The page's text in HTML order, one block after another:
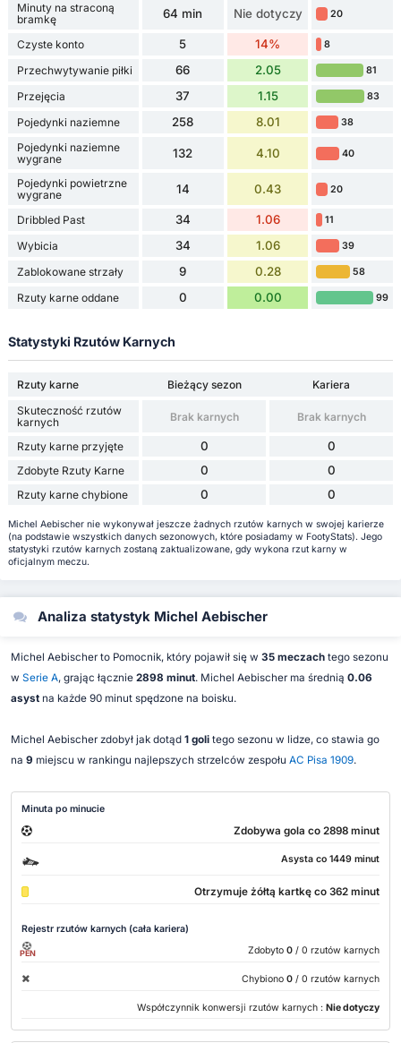
Minuty na straconą
bramkę
64 min Nie dotyczy 20
Czyste konto 5 14% 8
Przechwytywanie piłki 66 2.05 81
Przejęcia 37 1.15 83
Pojedynki naziemne 258 8.01 38
Pojedynki naziemne
wygrane
132 4.10 40
Pojedynki powietrzne
wygrane
14 0.43 20
Dribbled Past 34 1.06 11
Wybicia 34 1.06 39
Zablokowane strzały 9 0.28 58
Rzuty karne oddane 0 0.00 99
Statystyki Rzutów Karnych
Rzuty karne Bieżący sezon
Kariera
Skuteczność rzutów
karnych
Brak karnych Brak karnych
Rzuty karne przyjęte 0 0
Zdobyte Rzuty Karne 0 0
Rzuty karne chybione 0 0
Michel Aebischer nie wykonywał jeszcze żadnych rzutów karnych w swojej karierze
(na podstawie wszystkich danych sezonowych, które posiadamy w FootyStats). Jego
statystyki rzutów karnych zostaną zaktualizowane, gdy wykona rzut karny w
oficjalnym meczu.
Analiza statystyk Michel Aebischer
Michel Aebischer to Pomocnik, który pojawił się w 35 meczachtego sezonu
w Serie A, grając łącznie 2898 minut. Michel Aebischer ma średnią 0.06
asystna każde 90 minut spędzone na boisku.
Michel Aebischer zdobył jak dotąd 1 golitego sezonu w lidze, co stawia go
na 9 miejscu w rankingu najlepszych strzelców zespołu AC Pisa 1909.
Minuta po minucie
Zdobywa gola co 2898 minut
Asysta co 1449 minut
Otrzymuje żółtą kartkę co 362 minut
Rejestr rzutów karnych (cała kariera)
PEN Zdobyto 0 / 0 rzutów karnych
Chybiono 0 / 0 rzutów karnych
Współczynnik konwersji rzutów karnych : Nie dotyczy